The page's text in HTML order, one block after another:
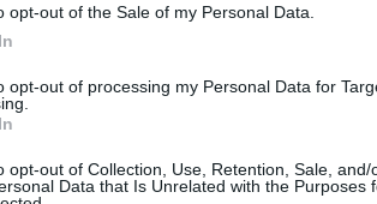
opt-out of the Sale of my Personal Data.
opt-out of processing my Personal Data for
opt-out of Collection, Use, Retention, Sale, and/
Data that Is Unrelated with the Purposes
vágyam, soha korábban még
is szóval vágytam ebből
nyelvtudás vagy elég volt